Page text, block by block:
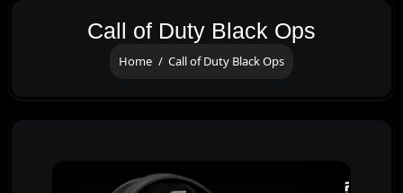
Call of Duty Black Ops
Home Call of Duty Black Ops